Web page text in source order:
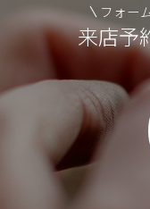
フォー
来店予